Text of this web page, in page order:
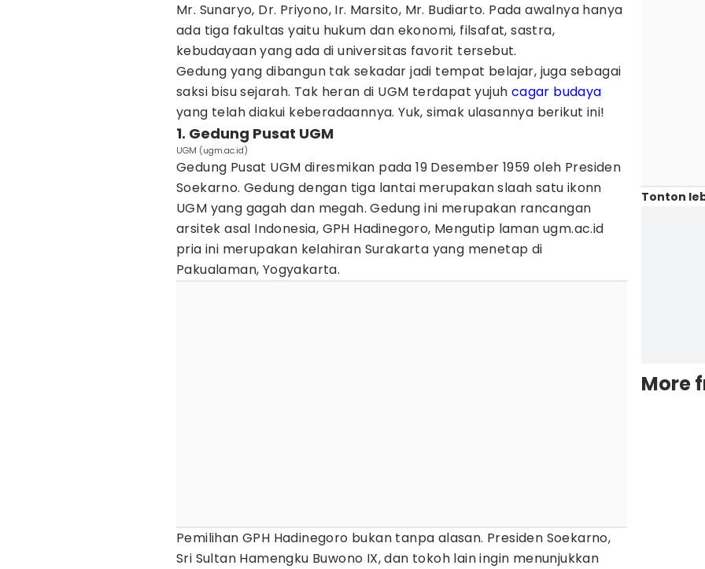
Mr. Sunaryo, Dr. Priyono, Ir. Marsito, Mr. Budiarto. Pada awalnya hanya
ada tiga fakultas yaitu hukum dan ekonomi, filsafat, sastra,
kebudayaan yang ada di universitas favorit tersebut.
Gedung yang dibangun tak sekadar jadi tempat belajar, juga sebagai
saksi bisu sejarah. Tak heran di UGM terdapat yujuh cagar budaya
yang telah diakui keberadaannya. Yuk, simak ulasannya berikut ini!
1. Gedung Pusat UGM
UGM (ugm.ac.id)
Gedung Pusat UGM diresmikan pada 19 Desember 1959 oleh Presiden
Soekarno. Gedung dengan tiga lantai merupakan slaah satu ikonn
UGM yang gagah dan megah. Gedung ini merupakan rancangan
arsitek asal Indonesia, GPH Hadinegoro, Mengutip laman ugm.ac.id
pria ini merupakan kelahiran Surakarta yang menetap di
Pakualaman, Yogyakarta.
Pemilihan GPH Hadinegoro bukan tanpa alasan. Presiden Soekarno,
Sri Sultan Hamengku Buwono IX, dan tokoh lain ingin menunjukkan
Tonton
More